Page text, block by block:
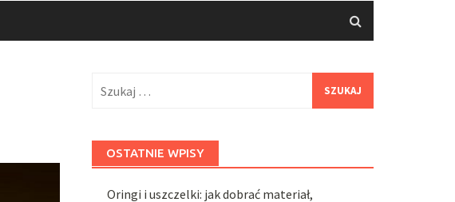
OSTATNIE WPISY
Oringi i uszczelki: jak dobrać materiał,